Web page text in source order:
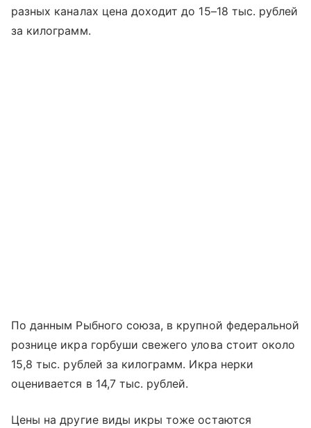
разных каналах цена доходит до 15–18 тыс. рублей
за килограмм.
По данным Рыбного союза, в крупной федеральной
рознице икра горбуши свежего улова стоит около
15,8 тыс. рублей за килограмм. Икра нерки
оценивается в 14,7 тыс. рублей.
Цены на другие виды икры тоже остаются